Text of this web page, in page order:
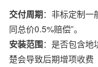
交付周期：非标定制一
同总价0.5%赔偿”。
安装范围：是否包含地
楚会导致后期增项收